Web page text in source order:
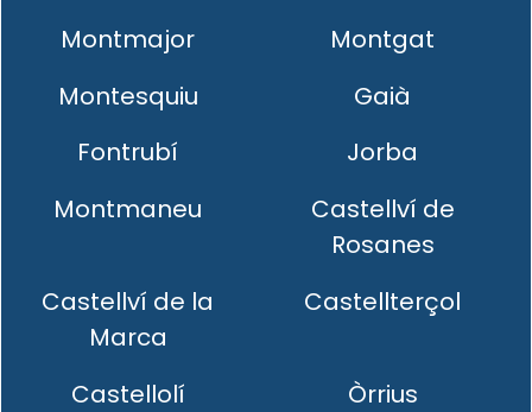
Montmajor
Montgat
Montesquiu
Gaià
Fontrubí
Jorba
Montmaneu
Castellví de
Rosanes
Castellví de la
Marca
Castellterçol
Castellolí
Òrrius